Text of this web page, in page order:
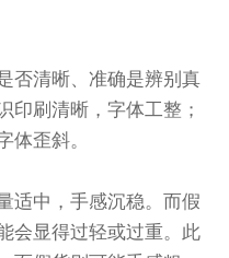
清晰、准确是辨别真
印刷清晰，字体工整；
体歪斜。
中，手感沉稳。而假
会显得过轻或过重。此